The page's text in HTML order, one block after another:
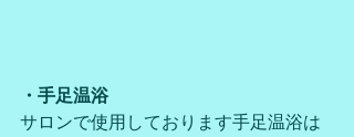
・手足温浴
サロンで使用しております手足温浴は